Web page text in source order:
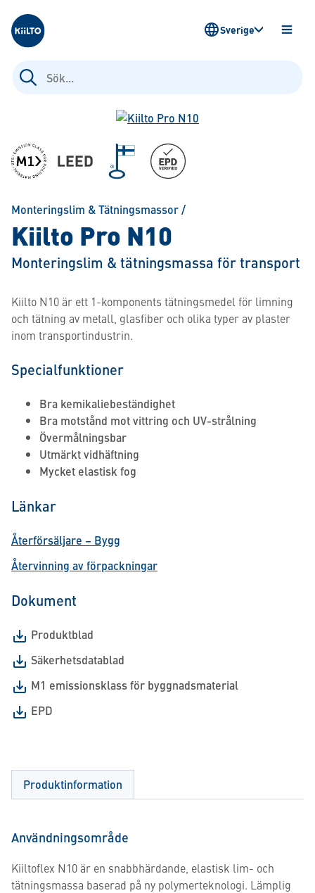
Kiilto Sweden
Sök
efter:
Sverige
Monteringslim & Tätningsmassor/
Kiilto Pro N10
Monteringslim & tätningsmassa för transport
Kiilto N10 är ett 1-komponents tätningsmedel för limning
och tätning av metall, glasfiber och olika typer av plaster
inom transportindustrin.
Specialfunktioner
Bra kemikaliebeständighet
Bra motstånd mot vittring och UV-strålning
Övermålningsbar
Utmärkt vidhäftning
Mycket elastisk fog
Länkar
Återförsäljare – Bygg
Återvinning av förpackningar
Dokument
Produktblad
Säkerhetsdatablad
M1 emissionsklass för byggnadsmaterial
EPD
Produktinformation
Användningsområde
Kiiltoflex N10 är en snabbhärdande, elastisk lim- och
tätningsmassa baserad på ny polymerteknologi. Lämplig